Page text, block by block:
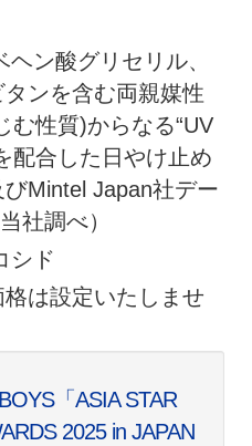
ン酸グリセリル、
ンを含む両親媒性
む性質)からなる“UV
配合した日やけ止め
Mintel Japan社デー
社調べ）
シド
は設定いたしませ
「ASIA STAR
2025 in JAPAN